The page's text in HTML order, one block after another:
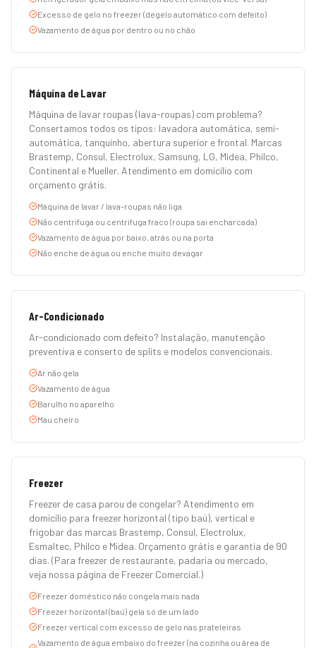
Excesso de gelo no freezer (degelo automático com defeito)
Vazamento de água por dentro ou no chão
Máquina de Lavar
Máquina de lavar roupas (lava-roupas) com problema?
Consertamos todos os tipos: lavadora automática, semi-
automática, tanquinho, abertura superior e frontal. Marcas
Brastemp, Consul, Electrolux, Samsung, LG, Midea, Philco,
Continental e Mueller. Atendimento em domicílio com
orçamento grátis.
Máquina de lavar / lava-roupas não liga
Não centrifuga ou centrifuga fraco (roupa sai encharcada)
Vazamento de água por baixo, atrás ou na porta
Não enche de água ou enche muito devagar
Ar-Condicionado
Ar-condicionado com defeito? Instalação, manutenção
preventiva e conserto de splits e modelos convencionais.
Ar não gela
Vazamento de água
Barulho no aparelho
Mau cheiro
Freezer
Freezer de casa parou de congelar? Atendimento em
domicílio para freezer horizontal (tipo baú), vertical e
frigobar das marcas Brastemp, Consul, Electrolux,
Esmaltec, Philco e Midea. Orçamento grátis e garantia de 90
dias. (Para freezer de restaurante, padaria ou mercado,
veja nossa página de Freezer Comercial.)
Freezer doméstico não congela mais nada
Freezer horizontal (baú) gela só de um lado
Freezer vertical com excesso de gelo nas prateleiras
Vazamento de água embaixo do freezer (na cozinha ou área de